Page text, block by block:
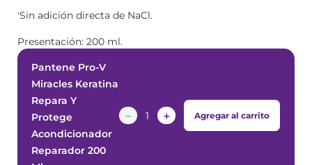
'Sin adición directa de NaCl.
Presentación: 200 ml.
Pantene Pro-V
Miracles Keratina
Repara Y
Protege
Acondicionador
Reparador 200
＋
－ Agregar al carrito